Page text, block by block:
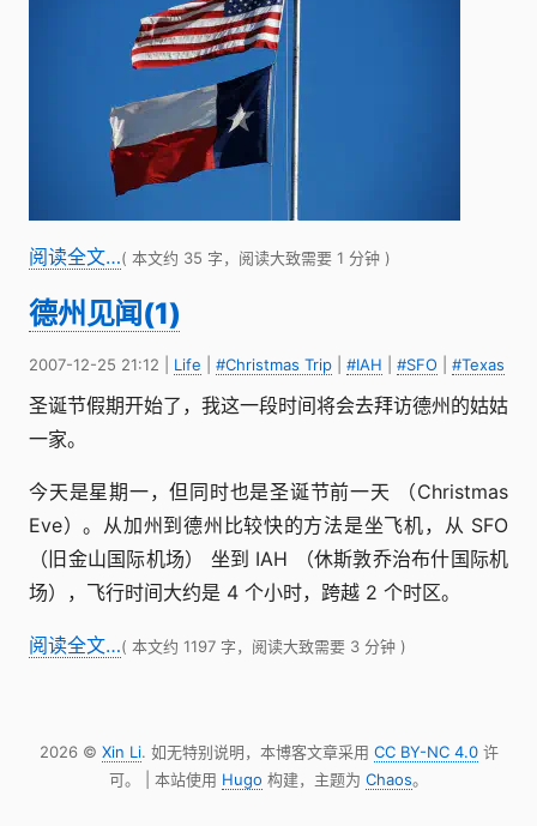
阅读全文…( 本文约 35 字，阅读大致需要 1 分钟 )
德州见闻(1)
2007-12-25 21:12 Life #Christmas Trip #IAH #SFO #Texas
圣诞节假期开始了，我这一段时间将会去拜访德州的姑姑
一家。
今天是星期一，但同时也是圣诞节前一天 （Christmas
Eve）。从加州到德州比较快的方法是坐飞机，从 SFO
（旧金山国际机场） 坐到 IAH （休斯敦乔治布什国际机
场），飞行时间大约是 4 个小时，跨越 2 个时区。
阅读全文…( 本文约 1197 字，阅读大致需要 3 分钟 )
2026 © Xin Li. 如无特别说明，本博客文章采用 CC BY-NC 4.0许
可。 | 本站使用 Hugo 构建，主题为 Chaos。